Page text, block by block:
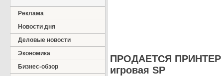
Реклама
Новости дня
Деловые новости
Экономика
Бизнес-обзор
ПРОДАЕТСЯ ПРИНТЕР
игровая SP